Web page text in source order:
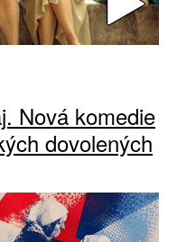
Nová komedie
dovolených